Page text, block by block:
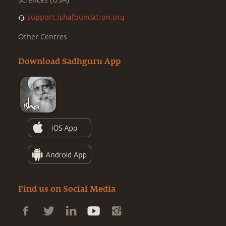
support.ishafoundation.org
Other Centres
Download Sadhguru App
Find us on Social Media